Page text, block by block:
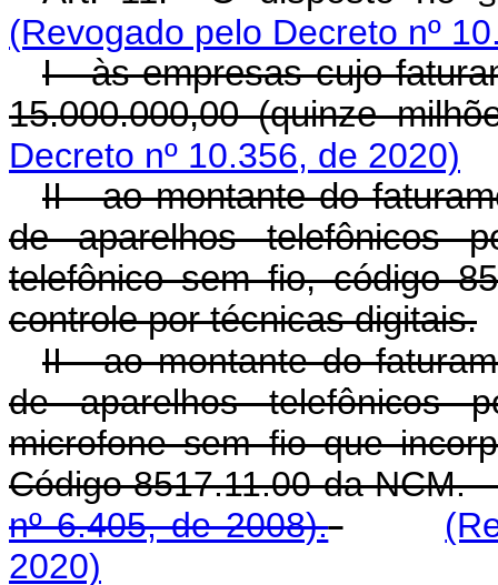
(Revogado pelo Decreto nº
I - às empresas cujo
15.000.000,00 (quinze
Decreto nº 10.356, de 2020)
II - ao montante do
de aparelhos telefônicos
telefônico sem fio, código
controle por técnicas digitais.
II - ao montante do
de aparelhos telefônicos
microfone sem fio que
Código 8517.11.00 da
nº 6.405, de 2008).
2020)